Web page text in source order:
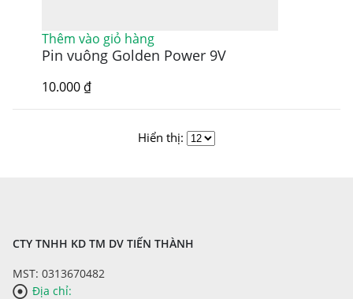
Thêm vào giỏ hàng
Pin vuông Golden Power 9V
10.000 ₫
Hiển thị:
CTY TNHH KD TM DV TIẾN THÀNH
MST: 0313670482
Địa chỉ: